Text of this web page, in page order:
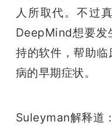
人所取代。不过
DeepMind想要发
持的软件，帮助
病的早期症状。
Suleyman解释道：